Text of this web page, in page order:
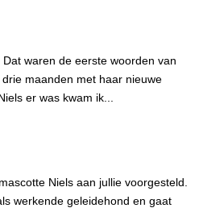
waren de eerste woorden van
maanden met haar nieuwe
er was kwam ik...
Niels aan jullie voorgesteld.
werkende geleidehond en gaat